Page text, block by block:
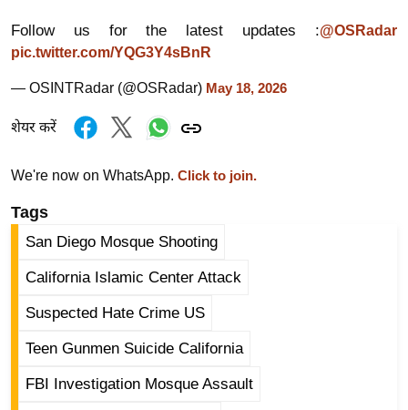
वु
ड
हॉ
वु
फि
ल्म
स
क्षा
B
e
a
Follow us for the latest updates :@OSRadar
pic.twitter.com/YQG3Y4sBnR
— OSINTRadar (@OSRadar) May 18, 2026
शेयर करें
We're now on WhatsApp. Click to join.
Tags
San Diego Mosque Shooting
California Islamic Center Attack
Suspected Hate Crime US
Teen Gunmen Suicide California
FBI Investigation Mosque Assault